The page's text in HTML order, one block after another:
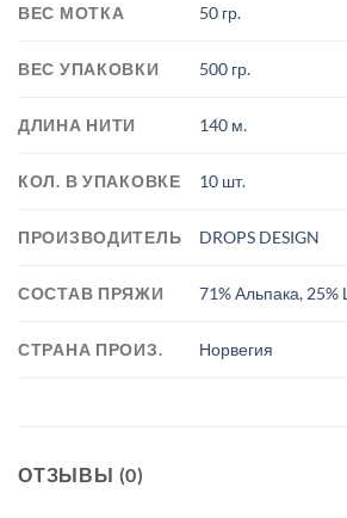
ВЕС МОТКА 50 гр.
ВЕС УПАКОВКИ 500 гр.
ДЛИНА НИТИ 140 м.
КОЛ. В УПАКОВКЕ 10 шт.
ПРОИЗВОДИТЕЛЬ DROPS DESIGN
СОСТАВ ПРЯЖИ 71% Альпака,
СТРАНА ПРОИЗ. Норвегия
ОТЗЫВЫ (0)